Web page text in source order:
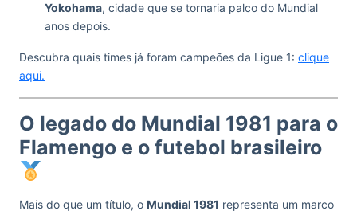
Yokohama, cidade que se tornaria palco do Mundial
anos depois.
Descubra quais times já foram campeões da Ligue 1: clique
aqui.
O legado do Mundial 1981 para o
Flamengo e o futebol brasileiro
Mais do que um título, o Mundial 1981 representa um marco